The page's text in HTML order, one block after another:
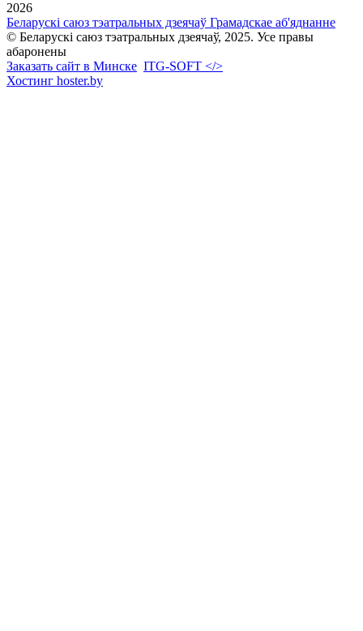
2026
Беларускі саюз тэатральных дзеячаў Грамадскае аб'яднанне
© Беларускі саюз тэатральных дзеячаў, 2025. Усе правы
абаронены
Заказать сайт в Минске ITG-SOFT </>
Хостинг hoster.by